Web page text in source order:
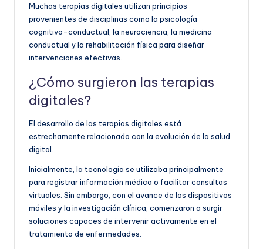
Muchas terapias digitales utilizan principios
provenientes de disciplinas como la psicología
cognitivo-conductual, la neurociencia, la medicina
conductual y la rehabilitación física para diseñar
intervenciones efectivas.
¿Cómo surgieron las terapias
digitales?
El desarrollo de las terapias digitales está
estrechamente relacionado con la evolución de la salud
digital.
Inicialmente, la tecnología se utilizaba principalmente
para registrar información médica o facilitar consultas
virtuales. Sin embargo, con el avance de los dispositivos
móviles y la investigación clínica, comenzaron a surgir
soluciones capaces de intervenir activamente en el
tratamiento de enfermedades.